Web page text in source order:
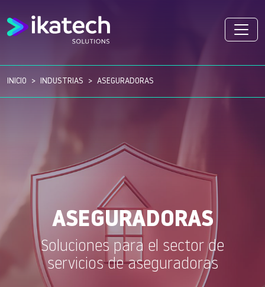
INICIO INDUSTRIAS ASEGURADORAS
ASEGURADORAS
Soluciones para el sector de
servicios de aseguradoras